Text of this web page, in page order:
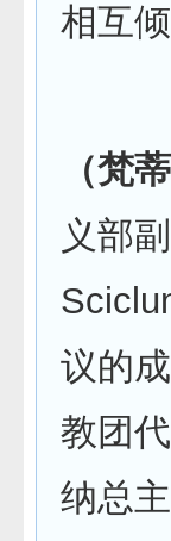
相互
（梵
义部
议的
教团
纳总